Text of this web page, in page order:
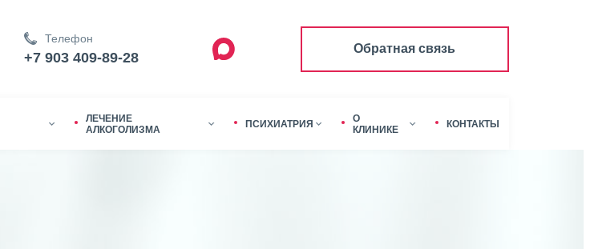
Телефон
+7 903 409-89-28
Обратная связь
ЛЕЧЕНИЕ
АЛКОГОЛИЗМА
ПСИХИАТРИЯ
О
КЛИНИКЕ
КОНТАКТЫ